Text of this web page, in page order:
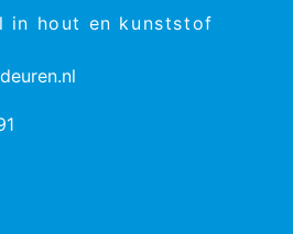
in hout en kunststof